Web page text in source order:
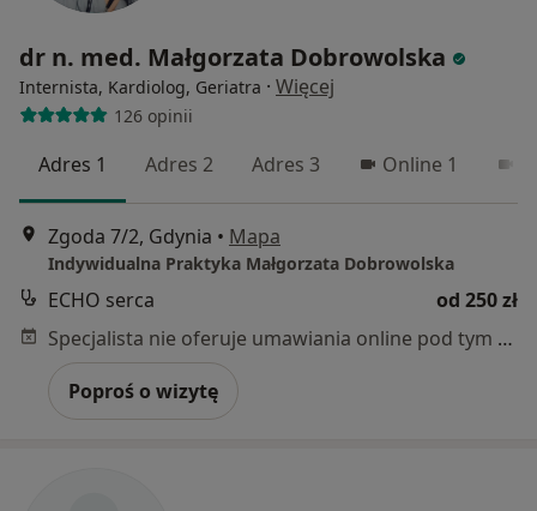
dr n. med. Małgorzata Dobrowolska
Internista, Kardiolog, Geriatra · Więcej
126 opinii
Adres 1 Adres 2 Adres 3 Online 1
Zgoda 7/2, Gdynia • Mapa
Indywidualna Praktyka Małgorzata Dobrowolska
ECHO serca
od 250 zł
Specjalista nie oferuje umawiania online pod tym adresem.
Poproś o wizytę